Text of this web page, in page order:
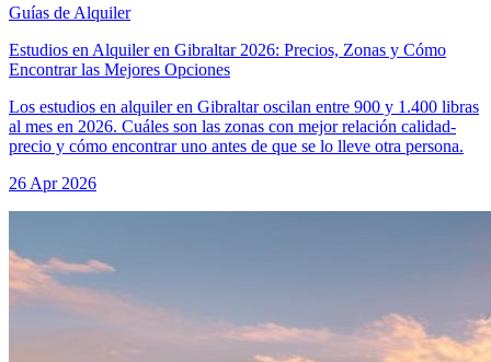
Guías de Alquiler
Estudios en Alquiler en Gibraltar 2026: Precios, Zonas y Cómo
Encontrar las Mejores Opciones
Los estudios en alquiler en Gibraltar oscilan entre 900 y 1.400 libras
al mes en 2026. Cuáles son las zonas con mejor relación calidad-
precio y cómo encontrar uno antes de que se lo lleve otra persona.
26 Apr 2026